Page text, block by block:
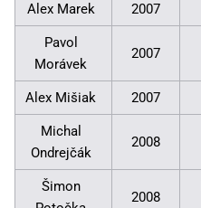
Alex Marek 2007
Pavol
Morávek
2007
Alex Mišiak 2007
Michal
Ondrejčák
2008
Šimon
2008